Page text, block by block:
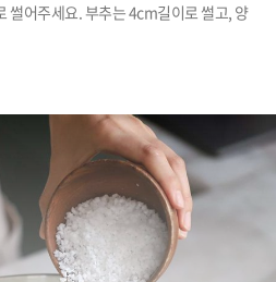
썰어주세요. 부추는 4cm길이로 썰고, 양